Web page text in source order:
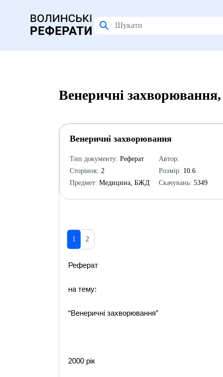
Венеричні
Венеричні захворювання
Тип документу: Реферат
Сторінок: 2
Предмет: Медицина, БЖД
Автор:
Розмір: 10.6
Скачувань: 5349
1 2
Реферат
на тему:
“Венеричні захворювання”
2000 рік